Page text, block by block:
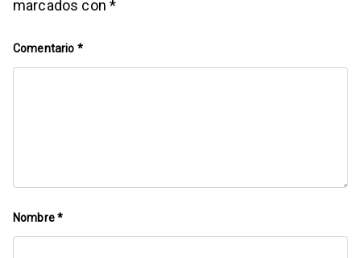
marcados con *
Comentario *
Nombre*